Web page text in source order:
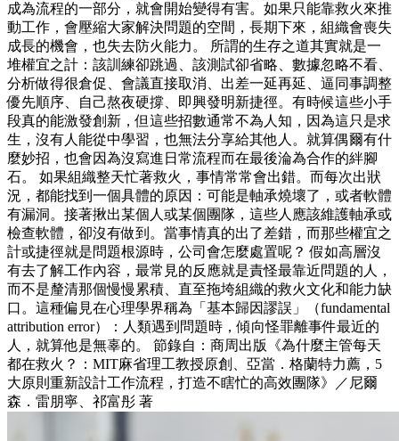
成為流程的一部分，就會開始變得有害。如果只能靠救火來推
動工作，會壓縮大家解決問題的空間，長期下來，組織會喪失
成長的機會，也失去防火能力。 所謂的生存之道其實就是一
堆權宜之計：該訓練卻跳過、該測試卻省略、數據忽略不看、
分析做得很倉促、會議直接取消、出差一延再延、逼同事調整
優先順序、自己熬夜硬撐、即興發明新捷徑。有時候這些小手
段真的能激發創新，但這些招數通常不為人知，因為這只是求
生，沒有人能從中學習，也無法分享給其他人。就算偶爾有什
麼妙招，也會因為沒寫進日常流程而在最後淪為合作的絆腳
石。 如果組織整天忙著救火，事情常常會出錯。而每次出狀
況，都能找到一個具體的原因：可能是軸承燒壞了，或者軟體
有漏洞。接著揪出某個人或某個團隊，這些人應該維護軸承或
檢查軟體，卻沒有做到。當事情真的出了差錯，而那些權宜之
計或捷徑就是問題根源時，公司會怎麼處置呢？ 假如高層沒
有去了解工作內容，最常見的反應就是責怪最靠近問題的人，
而不是釐清那個慢慢累積、直至拖垮組織的救火文化和能力缺
口。這種偏見在心理學界稱為「基本歸因謬誤」（fundamental
attribution error）：人類遇到問題時，傾向怪罪離事件最近的
人，就算他是無辜的。 節錄自：商周出版《為什麼主管每天
都在救火？：MIT麻省理工教授原創、亞當．格蘭特力薦，5
大原則重新設計工作流程，打造不瞎忙的高效團隊》／尼爾
森．雷朋寧、祁富彤 著